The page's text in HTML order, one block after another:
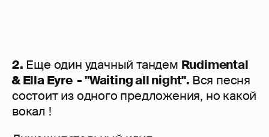
2. Еще один удачный тандем Rudimental
& Ella Eyre - "Waiting all night". Вся песня
состоит из одного предложения, но какой
вокал !